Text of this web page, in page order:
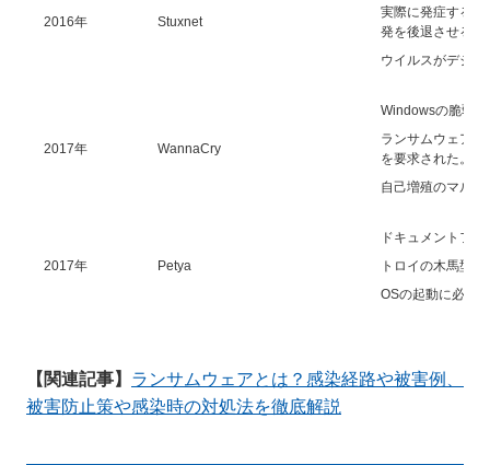
2016年 Stuxnet
実際に発症する
発を後退させる要
ウイルスがデジ
2017年 WannaCry
Windowsの脆弱
ランサムウェア
を要求された。
自己増殖のマル
2017年 Petya
ドキュメントフ
トロイの木馬型
OSの起動に必要
【関連記事】 ランサムウェアとは？感染経路や被害例、
被害防止策や感染時の対処法を徹底解説